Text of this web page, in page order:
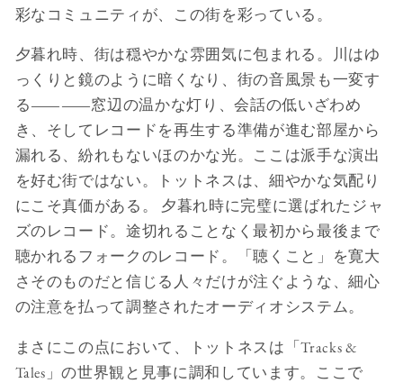
彩なコミュニティが、この街を彩っている。
夕暮れ時、街は穏やかな雰囲気に包まれる。川はゆ
っくりと鏡のように暗くなり、街の音風景も一変す
る――窓辺の温かな灯り、会話の低いざわめ
き、そしてレコードを再生する準備が進む部屋から
漏れる、紛れもないほのかな光。ここは派手な演出
を好む街ではない。トットネスは、細やかな気配り
にこそ真価がある。 夕暮れ時に完璧に選ばれたジャ
ズのレコード。途切れることなく最初から最後まで
聴かれるフォークのレコード。「聴くこと」を寛大
さそのものだと信じる人々だけが注ぐような、細心
の注意を払って調整されたオーディオシステム。
まさにこの点において、トットネスは「Tracks &
Tales」の世界観と見事に調和しています。ここで